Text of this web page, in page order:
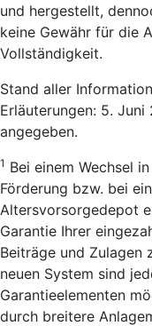
und hergestellt,
keine Gewähr für die
Vollständigkeit.
Stand aller
Erläuterungen: 5.
angegeben.
1 Bei einem Wechsel
Förderung bzw. bei
Altersvorsorgedepot
Garantie Ihrer
Beiträge und Zulagen
neuen System sind
Garantieelementen
durch breitere